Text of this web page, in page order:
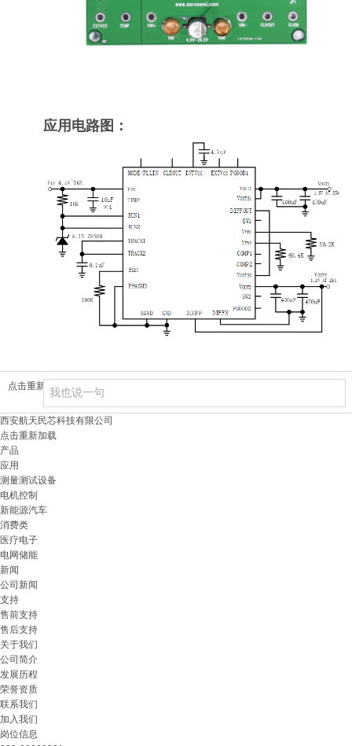
应用电路图：
点击重新加载
西安航天民芯科技有限公司
点击重新加载
产品
应用
测量测试设备
电机控制
新能源汽车
消费类
医疗电子
电网储能
新闻
公司新闻
支持
售前支持
售后支持
关于我们
公司简介
发展历程
荣誉资质
联系我们
加入我们
岗位信息